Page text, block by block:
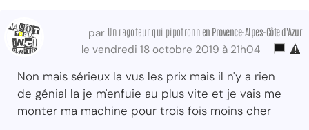
par Un ragoteur qui pipotronn en Provence-Alpes-Côte d'Azur
le vendredi 18 octobre 2019 à 21h04
Non mais sérieux la vus les prix mais il n'y a rien
de génial la je m'enfuie au plus vite et je vais me
monter ma machine pour trois fois moins cher